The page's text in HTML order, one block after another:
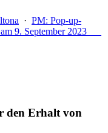
· PM: Pop-up-
am 9. September 2023
den Erhalt von